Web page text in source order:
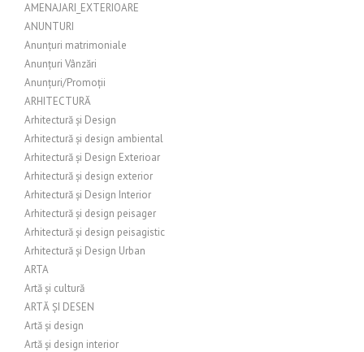
AMENAJARI_EXTERIOARE
ANUNTURI
Anunțuri matrimoniale
Anunțuri Vânzări
Anunțuri/Promoții
ARHITECTURĂ
Arhitectură și Design
Arhitectură și design ambiental
Arhitectură și Design Exterioar
Arhitectură și design exterior
Arhitectură și Design Interior
Arhitectură și design peisager
Arhitectură și design peisagistic
Arhitectură și Design Urban
ARTA
Artă și cultură
ARTĂ ȘI DESEN
Artă și design
Artă și design interior